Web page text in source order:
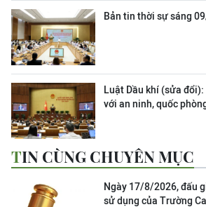
Bản tin thời sự sáng
Luật Dầu khí (sửa
với an ninh, quốc
TIN CÙNG CHUYÊN MỤC
Ngày 17/8/2026, đấu
sử dụng của Trường